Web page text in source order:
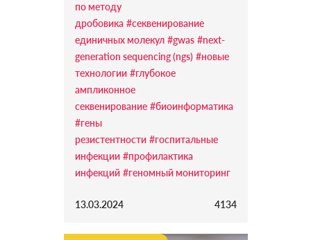
по методу
дробовика #секвенирование
единичных молекул #gwas #next-
generation sequencing (ngs) #новые
технологии #глубокое
ампликонное
секвенирование #биоинформатика
#гены
резистентности #госпитальные
инфекции #профилактика
инфекций #геномный мониторинг
13.03.2024 4134